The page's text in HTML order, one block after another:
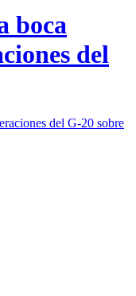
boca
del
del G-20 sobre